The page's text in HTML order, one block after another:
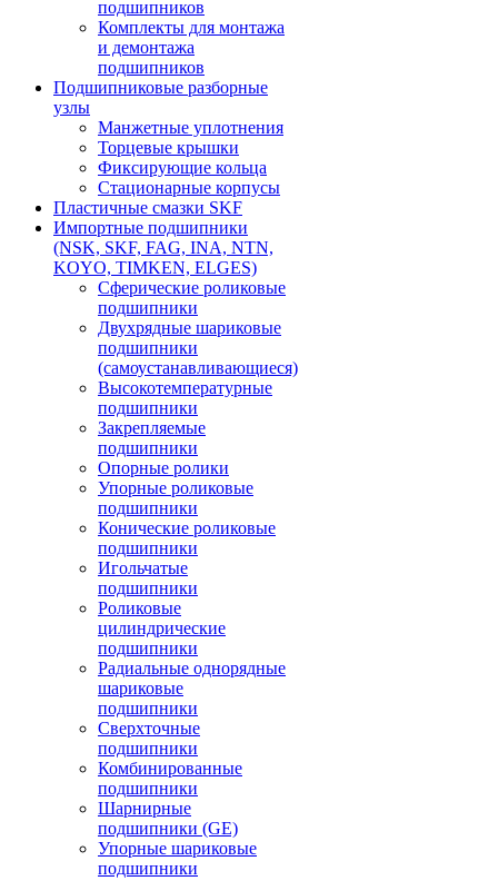
подшипников
Комплекты для монтажа
и демонтажа
подшипников
Подшипниковые разборные
узлы
Манжетные уплотнения
Торцевые крышки
Фиксирующие кольца
Стационарные корпусы
Пластичные смазки SKF
Импортные подшипники
(NSK, SKF, FAG, INA, NTN,
KOYO, TIMKEN, ELGES)
Сферические роликовые
подшипники
Двухрядные шариковые
подшипники
(самоустанавливающиеся)
Высокотемпературные
подшипники
Закрепляемые
подшипники
Опорные ролики
Упорные роликовые
подшипники
Конические роликовые
подшипники
Игольчатые
подшипники
Роликовые
цилиндрические
подшипники
Радиальные однорядные
шариковые
подшипники
Сверхточные
подшипники
Комбинированные
подшипники
Шарнирные
подшипники (GE)
Упорные шариковые
подшипники